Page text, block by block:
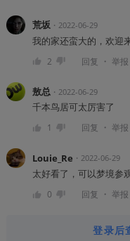
荒坂 ・ 2022-06-29
我的家还蛮大的，欢迎
2 回复 ・ 举报
敖总 ・ 2022-06-29
千本鸟居可太厉害了
1 回复 ・ 举报
Louie_Re ・ 2022-06-29
太好看了，可以梦境参
0 回复 ・ 举报
登录后